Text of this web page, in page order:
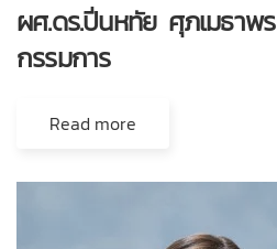
ผศ.ดร.ปิ่นหทัย ศุภเมธาพร
กรรมการ
Read more